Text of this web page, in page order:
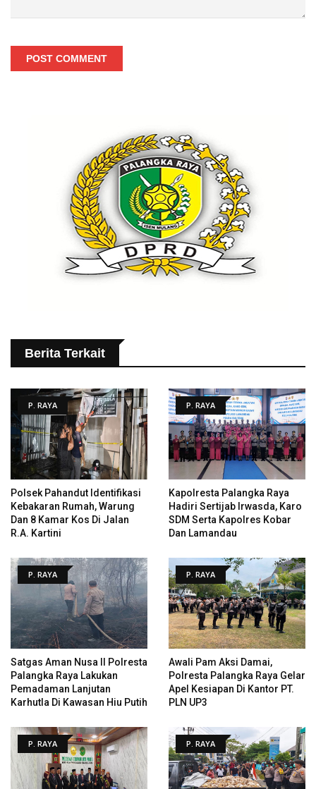
POST COMMENT
Berita Terkait
P. RAYA
Polsek Pahandut Identifikasi
Kebakaran Rumah, Warung
Dan 8 Kamar Kos Di Jalan
R.A. Kartini
P. RAYA
Kapolresta Palangka Raya
Hadiri Sertijab Irwasda, Karo
SDM Serta Kapolres Kobar
Dan Lamandau
P. RAYA
Satgas Aman Nusa II Polresta
Palangka Raya Lakukan
Pemadaman Lanjutan
Karhutla Di Kawasan Hiu Putih
P. RAYA
Awali Pam Aksi Damai,
Polresta Palangka Raya Gelar
Apel Kesiapan Di Kantor PT.
PLN UP3
P. RAYA P. RAYA